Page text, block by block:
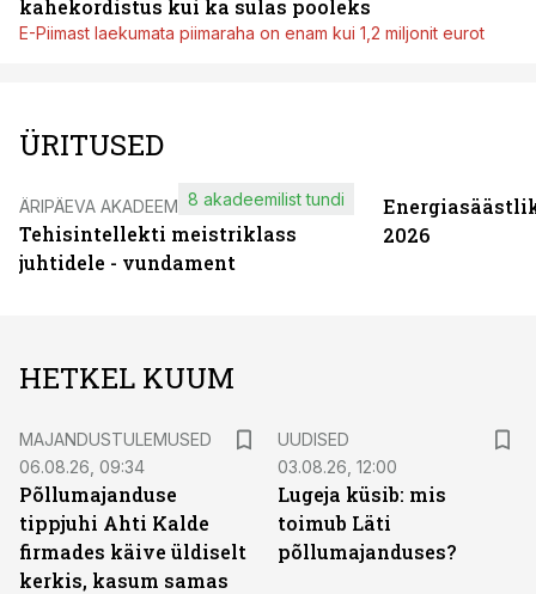
kahekordistus kui ka sulas pooleks
E-Piimast laekumata piimaraha on enam kui 1,2 miljonit eurot
ÜRITUSED
ÄRIPÄEVA AKADEEMIA
Tehisintellekti meistriklass
juhtidele - vundament
8 akadeemilist tundi
2026
HETKEL KUUM
MAJANDUSTULEMUSED
06.08.26, 09:34
Põllumajanduse
tippjuhi Ahti Kalde
firmades käive üldiselt
kerkis, kasum samas
UUDISED
03.08.26, 12:00
Lugeja küsib: mis
toimub Läti
põllumajanduses?